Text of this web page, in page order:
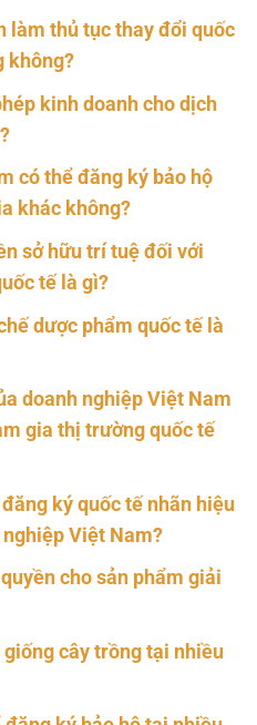
làm thủ tục thay đổi quốc
không?
kinh doanh cho dịch
có thể đăng ký bảo hộ
khác không?
sở hữu trí tuệ đối với
tế là gì?
dược phẩm quốc tế là
doanh nghiệp Việt Nam
gia thị trường quốc tế
ký quốc tế nhãn hiệu
Việt Nam?
cho sản phẩm giải
cây trồng tại nhiều